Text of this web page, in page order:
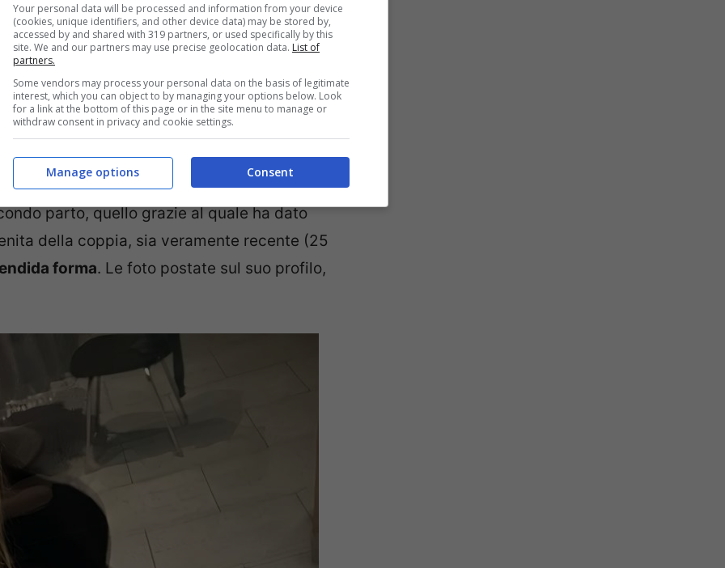
livello della sensualità:
affatto a mantenersi in perfetta
disfidaretutte quelle donne che
a rimettersi velocemente in sesto dopo
parto, quello grazie al quale ha dato
della coppia, sia veramente recente (25
forma. Le foto postate sul suo profilo,
Your personal data will be processed and information from your device
(cookies, unique identifiers, and other device data) may be stored by,
accessed by and shared with 319 partners, or used specifically by this
site. We and our partners may use precise geolocation data. List of
partners.
Some vendors may process your personal data on the basis of legitimate
interest, which you can object to by managing your options below. Look
for a link at the bottom of this page or in the site menu to manage or
withdraw consent in privacy and cookie settings.
Consent
Manage options